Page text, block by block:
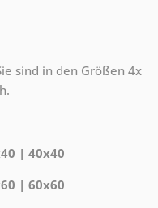
sind in den Größen 4x
| 40x40
| 60x60